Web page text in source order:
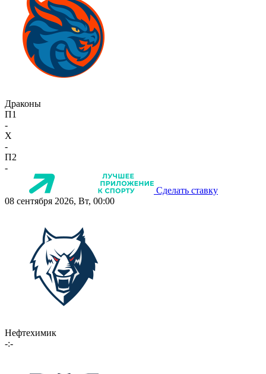
Драконы
П1
-
X
-
П2
-
Сделать ставку
08 сентября 2026, Вт, 00:00
Нефтехимик
-:-